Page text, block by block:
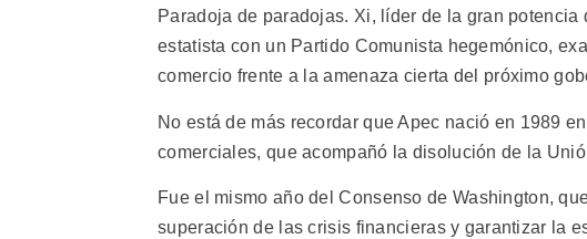
Paradoja de paradojas. Xi, líder de la gran
estatista con un Partido Comunista hegemónico,
comercio frente a la amenaza cierta del próximo
No está de más recordar que Apec nació en 1989
comerciales, que acompañó la disolución de la
Fue el mismo año del Consenso de Washington,
superación de las crisis financieras y garantizar la